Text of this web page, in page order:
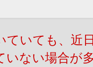
ていても、近
いない場合が